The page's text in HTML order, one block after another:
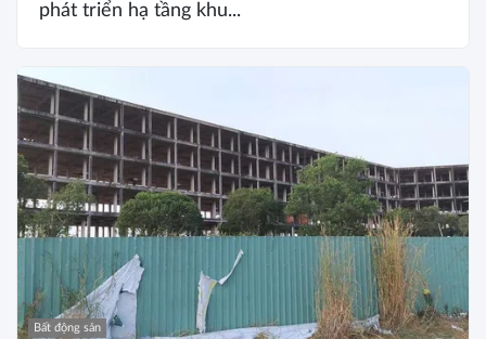
phát triển hạ tầng khu...
Bất động sản